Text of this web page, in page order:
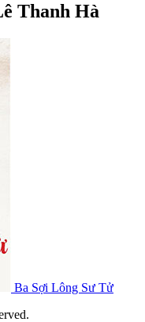
Thanh Hà
Ba Sợi Lông Sư Tử